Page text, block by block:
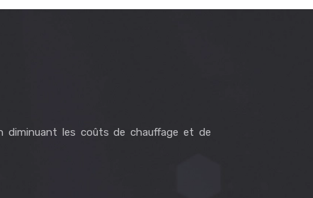
diminuant les coûts de chauffage et de